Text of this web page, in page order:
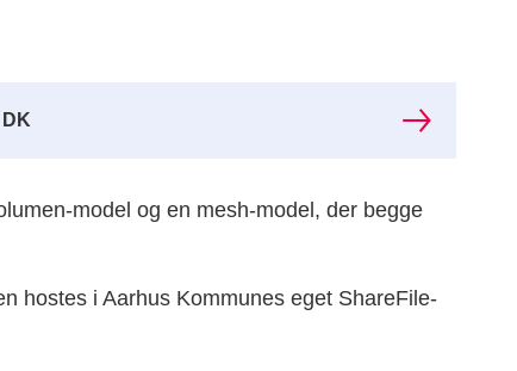
model og en mesh-model, der begge
hostes i Aarhus Kommunes eget ShareFile-